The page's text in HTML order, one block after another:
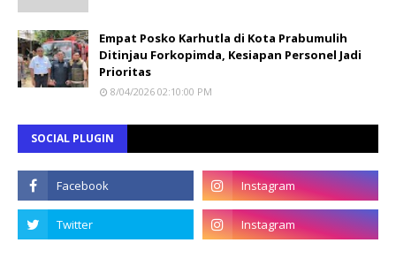
Empat Posko Karhutla di Kota Prabumulih
Ditinjau Forkopimda, Kesiapan Personel Jadi
Prioritas
8/04/2026 02:10:00 PM
SOCIAL PLUGIN